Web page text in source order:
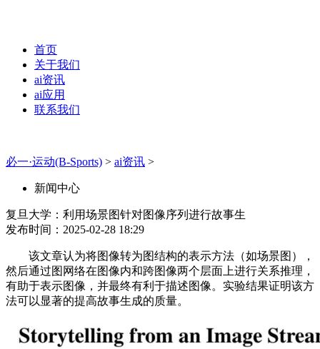
首页
关于我们
ai资讯
ai应用
联系我们
必一·运动(B-Sports) > ai资讯 >
新闻中心
复旦大学：利用场景图针对图像序列进行故事生
发布时间：2025-02-28 18:29
该文章认为将图像转为图结构的表示方法（如场景图），
然后通过图网络在图像内和跨图像两个层面上进行关系推理，
有助于表示图像，并最终有利于描述图像。实验结果证明该方
法可以显著的提高故事生成的质量。